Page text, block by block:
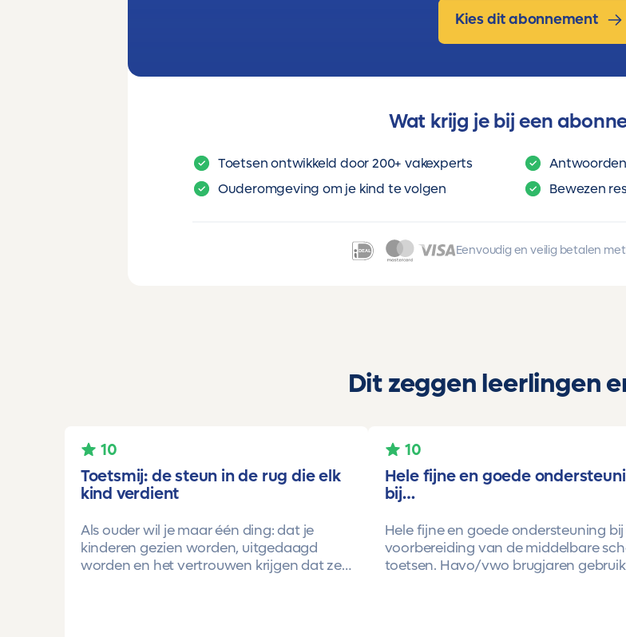
Kies dit abonnement
Wat krijg je bij een
Toetsen ontwikkeld door 200+ vakexperts
Ouderomgeving om je kind te volgen
Bewezen
Eenvoudig en veilig betalen
Dit zeggen leerlingen
10
Toetsmij: de steun in de rug die elk
kind verdient
Als ouder wil je maar één ding: dat je
kinderen gezien worden, uitgedaagd
worden en het vertrouwen krijgen dat ze
10
Hele fijne en goede
bij…
Hele fijne en goede ondersteuning
voorbereiding van de middelbare
toetsen. Havo/vwo brugjaren gebruik